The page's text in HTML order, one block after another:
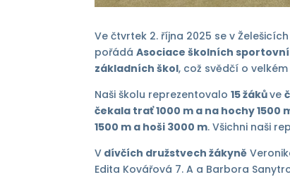
Ve čtvrtek 2. října 2025 se v
pořádáAsociace školních
základních škol, což svědčí o
Naši školu reprezentovalo15 žákůve
čekala trať 1000 m a na hochy 1500
1500 m a hoši 3000 m. Všichni naši
V dívčích družstvech žákyně
Edita Kovářová 7. A a Barbora